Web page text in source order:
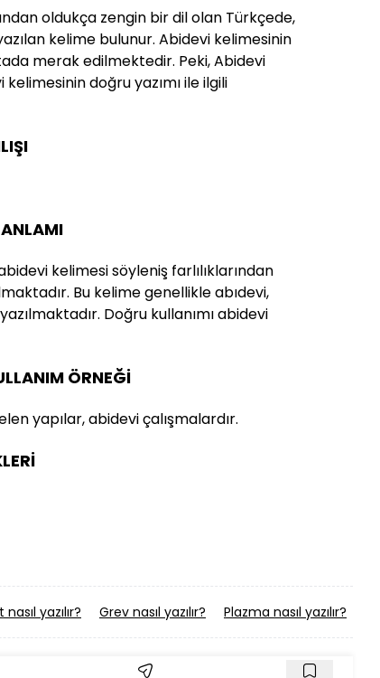
oldukça zengin bir dil olan Türkçede,
kelime bulunur. Abidevi kelimesinin
merak edilmektedir. Peki, Abidevi
kelimesinin doğru yazımı ile ilgili
kelimesi söyleniş farlılıklarından
Bu kelime genellikle abıdevi,
Doğru kullanımı abidevi
ÖRNEĞİ
yapılar, abidevi çalışmalardır.
yazılır? Grev nasıl yazılır? Plazma nasıl yazılır?